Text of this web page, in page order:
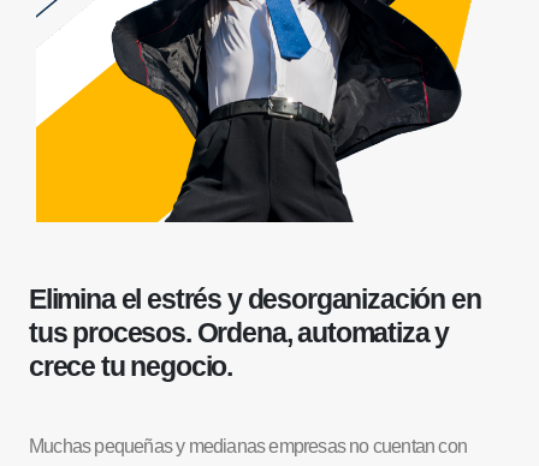
Elimina el estrés y desorganización en
tus procesos. Ordena, automatiza y
crece tu negocio.
Muchas pequeñas y medianas empresas no cuentan con